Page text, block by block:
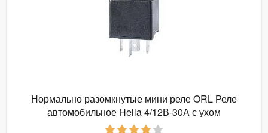
Нормально разомкнутые мини реле ORL Реле
автомобильное Hella 4/12В-30A с ухом